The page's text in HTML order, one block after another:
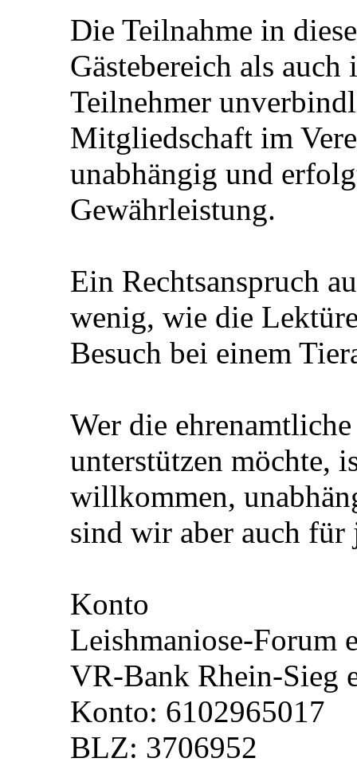
Die Teilnahme in
Gästebereich als
Teilnehmer
Mitgliedschaft im
unabhängig und
Gewährleistung.
Ein Rechtsanspruch
wenig, wie die
Besuch bei einem
Wer die
unterstützen möchte,
willkommen,
sind wir aber auch für
Konto
Leishmaniose-Forum
VR-Bank Rhein-Sieg
Konto: 6102965017
BLZ: 3706952